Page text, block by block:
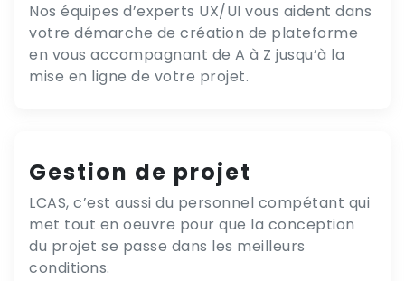
Nos équipes d’experts UX/UI vous aident dans
votre démarche de création de plateforme
en vous accompagnant de A à Z jusqu’à la
mise en ligne de votre projet.
Gestion de projet
LCAS, c’est aussi du personnel compétant qui
met tout en oeuvre pour que la conception
du projet se passe dans les meilleurs
conditions.